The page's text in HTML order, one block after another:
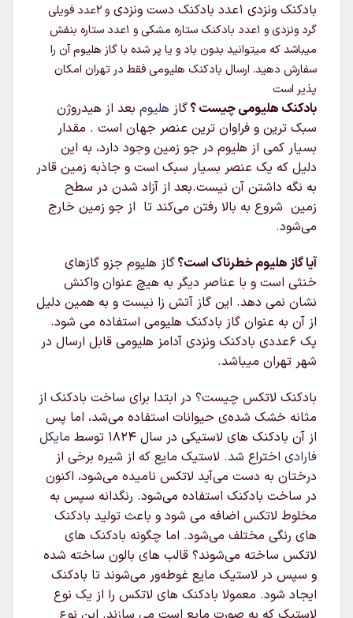
بادکنک ونزدی 1عدد بادکنک دست ونزدی
و 2عدد فویلی
گرد ونزدی
و 1عدد بادکنک ستاره مشکی و 1عدد ستاره بنفش
میباشد که میتوانید بدون باد و یا پر شده با گاز هلیوم آن را
سفارش دهید. ارسال بادکنک هلیومی فقط در تهران امکان
پذیر است
بادکنک هلیومی چیست ؟گاز هلیوم بعد از هیدروژن
سبک‌ ترین و فراوان‌ ترین عنصر جهان است . مقدار
بسیار کمی از هلیوم در جو زمین وجود دارد، به این
دلیل که یک عنصر بسیار سبک است و جاذبه زمین قادر
به نگه داشتن آن نیست.بعد از آزاد شدن در سطح
زمین شروع به بالا رفتن می‌کند تا از جو زمین خارج
می‌شود.
آیا گاز هلیوم خطرناک است؟گاز هلیوم جزو گازهای
خنثی است و با عناصر دیگر به هیچ عنوان واکنش
نشان نمی دهد. این گاز آتش زا نیست و به همین دلیل
از آن به عنوان گاز بادکنک هلیومی استفاده می شود.
پک 6عددی بادکنک ونزدی آدامز هلیومی قابل ارسال در
شهر تهران میباشد.
بادکنک لاتکس چیست؟ در ابتدا برای ساخت بادکنک از
مثانه خشک شده‌ی حیوانات استفاده می‌شد، اما پس
از آن بادکنک های لاستیکی در سال ۱۸۲۴ توسط
مایکل
فارادی اختراع شد. لاستیک مایع که از شیره برخی از
درختان به دست می‌آید لاتکس نامیده می‌شود، اکنون
در ساخت بادکنک استفاده می‌شود. رنگدانه سپس به
مخلوط لاتکس اضافه می شود و باعث تولید بادکنک
های رنگی مختلف می‌شود. اما چگونه بادکنک های
لاتکس ساخته می‌شوند؟ قالب های بالون ساخته شده
و سپس در لاستیک مایع غوطه‌ور می‌شوند تا بادکنک
ایجاد شود. معمولا بادکنک های لاتکس را از یک نوع